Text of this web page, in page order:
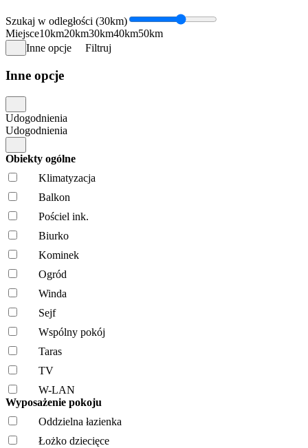
Szukaj w odległości (30km)
Miejsce10km20km30km40km50km
Inne opcje
Filtruj
Inne opcje
Udogodnienia
Udogodnienia
Obiekty ogólne
Klimatyzacja
Balkon
Pościel ink.
Biurko
Kominek
Ogród
Winda
Sejf
Wspólny pokój
Taras
TV
W-LAN
Wyposażenie pokoju
Oddzielna łazienka
Łożko dziecięce